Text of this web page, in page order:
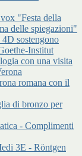
"Festa della
delle spiegazioni"
4D sostengono
Institut
con una visita
romana con il
di bronzo per
- Complimenti
3E - Röntgen